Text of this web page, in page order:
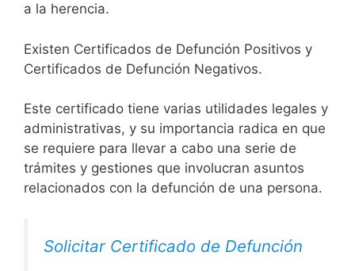
a la herencia.
Existen Certificados de Defunción Positivos y
Certificados de Defunción Negativos.
Este certificado tiene varias utilidades legales y
administrativas, y su importancia radica en que
se requiere para llevar a cabo una serie de
trámites y gestiones que involucran asuntos
relacionados con la defunción de una persona.
Solicitar Certificado de Defunción